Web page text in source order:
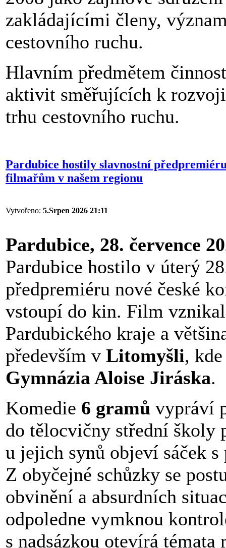
zakládajícími členy,
cestovního ruchu.
Hlavním předmětem
aktivit směřujících k rozvoji
trhu cestovního ruchu.
Pardubice hostily slavnostní
filmařům v našem regionu
Vytvořeno: 5.Srpen 2026 21:11
Pardubice, 28. července
Pardubice hostilo v úterý
předpremiéru nové české
vstoupí do kin. Film
Pardubického kraje a
především v Litomyšli,
Gymnázia Aloise Jiráska.
Komedie 6 gramů vypráví
do tělocvičny střední školy
u jejich synů objeví sáček
Z obyčejné schůzky se
obvinění a absurdních
odpoledne vymknou
s nadsázkou otevírá